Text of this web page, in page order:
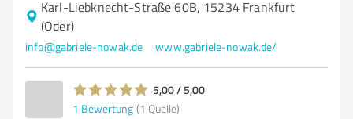
Karl-Liebknecht-Straße 60B, 15234 Frankfurt
(Oder)
info@gabriele-nowak.de www.gabriele-nowak.de/
5,00 / 5,00
1 Bewertung (1 Quelle)